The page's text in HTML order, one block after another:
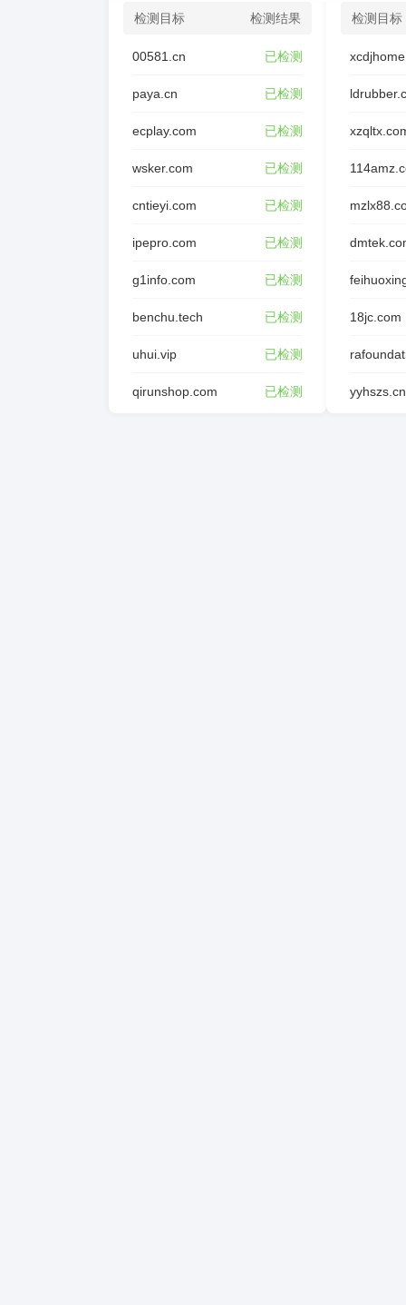
检测目标 检测结果
00581.cn 已检测
paya.cn 已检测
ecplay.com 已检测
wsker.com 已检测
cntieyi.com 已检测
ipepro.com 已检测
g1info.com 已检测
benchu.tech 已检测
uhui.vip 已检测
qirunshop.com 已检测
检测目标
18jc.com
yyhszs.cn